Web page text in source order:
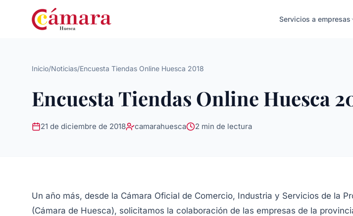
Servicios a empresas
Inicio/Noticias/Encuesta Tiendas Online Huesca 2018
Encuesta Tiendas Online Huesca
21 de diciembre de 2018 camarahuesca 2 min de lectura
Un año más, desde la Cámara Oficial de Comercio, Industria y Servicios de la
(Cámara de Huesca), solicitamos la colaboración de las empresas de la